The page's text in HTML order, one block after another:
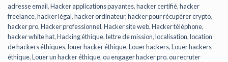
adresse email,Hacker applications payantes,hacker certifié,hacker
freelance,hacker légal,hacker ordinateur,hacker pour récupérer crypto,
hacker pro,Hacker professionnel,Hacker site web,Hacker téléphone,
hacker white hat,Hacking éthique,lettre de mission,localisation,location
de hackers éthiques,louer hacker éthique,Louer hackers,Louer hackers
éthique,Louer un hacker éthique,ou engager hacker pro,ou recruter